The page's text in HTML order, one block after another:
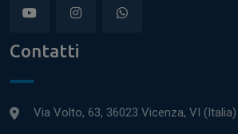
Contatti
Via Volto, 63, 36023 Vicenza, VI (Italia)